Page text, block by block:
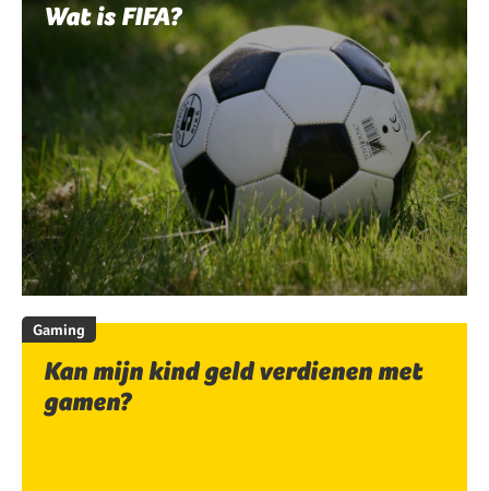
Wat is FIFA?
Gaming
Kan mijn kind geld verdienen met
gamen?